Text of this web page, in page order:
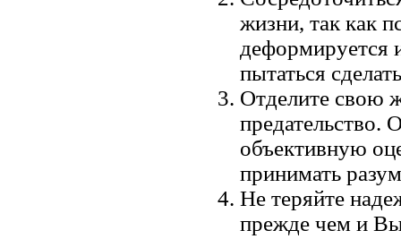
жизни, так как
деформируется
пытаться
Отделите свою
предательство.
объективную
принимать
Не теряйте
прежде чем и